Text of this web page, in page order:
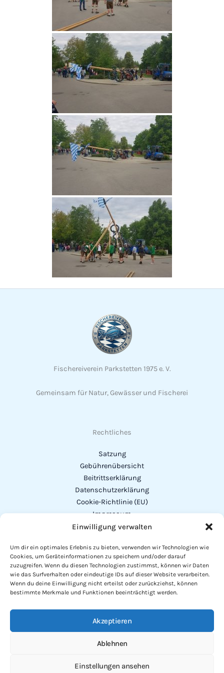
Einwilligung verwalten
Um dir ein optimales Erlebnis zu bieten, verwenden wir Technologien wie
Cookies, um Geräteinformationen zu speichern und/oder darauf
zuzugreifen. Wenn du diesen Technologien zustimmst, können wir Daten
wie das Surfverhalten oder eindeutige IDs auf dieser Website verarbeiten.
Wenn du deine Einwilligung nicht erteilst oder zurückziehst, können
bestimmte Merkmale und Funktionen beeinträchtigt werden.
Akzeptieren
Ablehnen
Einstellungen ansehen
Fischereiverein Parkstetten 1975 e. V.
Gemeinsam für Natur, Gewässer und Fischerei
Rechtliches
Satzung
Gebührenübersicht
Beitrittserklärung
Datenschutzerklärung
Cookie-Richtlinie (EU)
Impressum
Vorstand:
Michael Herrler
Alexander-von-Humboldt-Str. 23
94327 Bogen
Telefon: 0151 - 64 51 61 60
Mail: info@fischereiverein-parkstetten.de
Copyright © 2026 Fischereiverein Parkstetten e.V. 1975 All